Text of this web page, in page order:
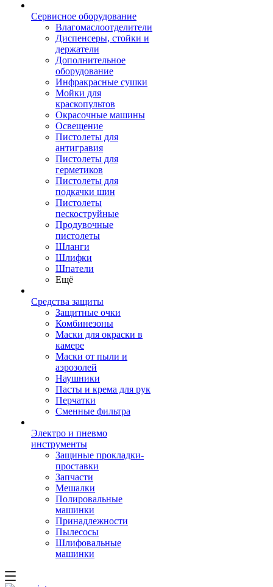
Сервисное оборудование
Влагомаслоотделители
Диспенсеры, стойки и
держатели
Дополнительное
оборудование
Инфракрасные сушки
Мойки для
краскопультов
Окрасочные машины
Освещение
Пистолеты для
антигравия
Пистолеты для
герметиков
Пистолеты для
подкачки шин
Пистолеты
пескоструйные
Продувочные
пистолеты
Шланги
Шлифки
Шпатели
Ещё
Средства защиты
Защитные очки
Комбинезоны
Маски для окраски в
камере
Маски от пыли и
аэрозолей
Наушники
Пасты и крема для рук
Перчатки
Сменные фильтра
Электро и пневмо
инструменты
Защиные прокладки-
проставки
Запчасти
Мешалки
Полировальные
машинки
Принадлежности
Пылесосы
Шлифовальные
машинки